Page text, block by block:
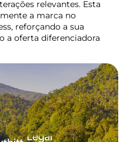
relevantes. Esta
a marca no
reforçando a sua
a oferta diferenciadora